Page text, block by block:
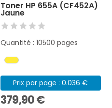
Toner HP 655A (CF452A)
Jaune
Quantité : 10500 pages
Prix par page : 0.036 €
379,90 €